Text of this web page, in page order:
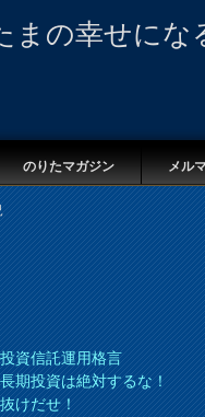
まの幸せにな
のりたマガジン メル
資信託運用格言
期投資は絶対するな！
けだせ！